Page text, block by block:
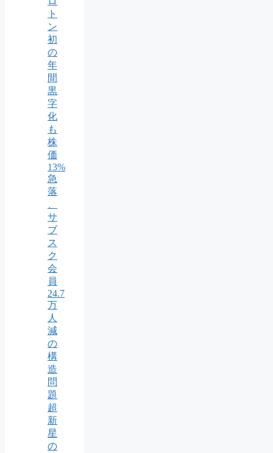
ト
ン
初
の
年
間
黒
字
化
も
株
価
13%
急
落
、
サ
ブ
ス
ク
会
員
24.7
万
人
減
の
構
造
問
題
超
新
星
の